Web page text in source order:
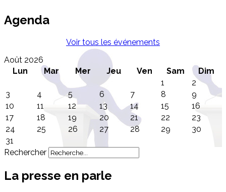
Agenda
Voir tous les événements
Août 2026
Lun
Mar Mer Jeu Ven Sam
Dim
1
2
3
4 5 6 7 8
9
10
11 12 13 14 15
16
17
18 19 20 21 22
23
24
25 26 27 28 29
30
31
Rechercher
La presse en parle